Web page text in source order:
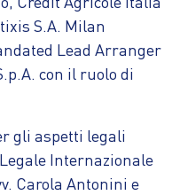
S.A. Milan
Lead Arranger
con il ruolo di
gli aspetti legali
Internazionale
Carola Antonini e